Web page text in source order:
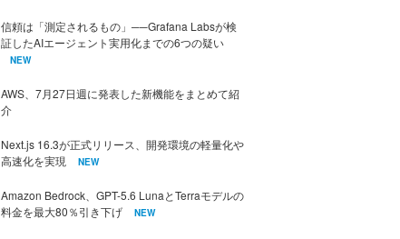
信頼は「測定されるもの」──Grafana Labsが検
証したAIエージェント実用化までの6つの疑い
NEW
AWS、7月27日週に発表した新機能をまとめて紹
介
Next.js 16.3が正式リリース、開発環境の軽量化や
高速化を実現
NEW
Amazon Bedrock、GPT-5.6 LunaとTerraモデルの
料金を最大80％引き下げ
NEW